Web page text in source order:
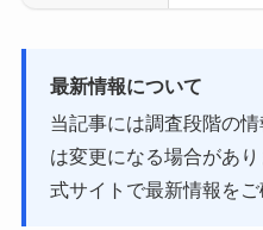
最新情報について
当記事には調査段階の
は変更になる場合があ
式サイトで最新情報をご